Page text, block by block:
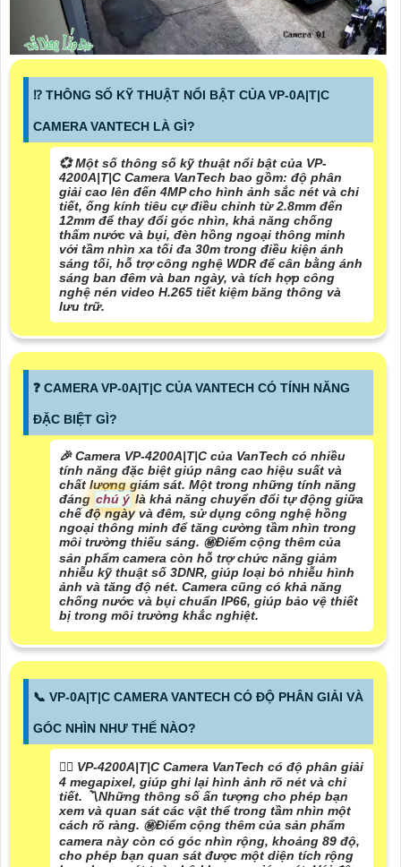
⁉️ THÔNG SỐ KỸ THUẬT NỔI BẬT CỦA VP-0A|T|C
CAMERA VANTECH LÀ GÌ?
💞 Một số thông số kỹ thuật nổi bật của VP-
4200A|T|C Camera VanTech bao gồm: độ phân
giải cao lên đến 4MP cho hình ảnh sắc nét và chi
tiết, ống kính tiêu cự điều chỉnh từ 2.8mm đến
12mm để thay đổi góc nhìn, khả năng chống
thấm nước và bụi, đèn hồng ngoại thông minh
với tầm nhìn xa tối đa 30m trong điều kiện ánh
sáng tối, hỗ trợ công nghệ WDR để cân bằng ánh
sáng ban đêm và ban ngày, và tích hợp công
nghệ nén video H.265 tiết kiệm băng thông và
lưu trữ.
️❓ CAMERA VP-0A|T|C CỦA VANTECH CÓ TÍNH NĂNG
ĐẶC BIỆT GÌ?
️🎉 Camera VP-4200A|T|C của VanTech có nhiều
tính năng đặc biệt giúp nâng cao hiệu suất và
chất lượng giám sát. Một trong những tính năng
đáng chú ý là khả năng chuyển đổi tự động giữa
chế độ ngày và đêm, sử dụng công nghệ hồng
ngoại thông minh để tăng cường tầm nhìn trong
môi trường thiếu sáng. ㊙️Điểm cộng thêm của
sản phẩm camera còn hỗ trợ chức năng giảm
nhiễu kỹ thuật số 3DNR, giúp loại bỏ nhiễu hình
ảnh và tăng độ nét. Camera cũng có khả năng
chống nước và bụi chuẩn IP66, giúp bảo vệ thiết
bị trong môi trường khắc nghiệt.
📞 VP-0A|T|C CAMERA VANTECH CÓ ĐỘ PHÂN GIẢI VÀ
GÓC NHÌN NHƯ THẾ NÀO?
❤️‍💋‍ VP-4200A|T|C Camera VanTech có độ phân giải
4 megapixel, giúp ghi lại hình ảnh rõ nét và chi
tiết. 〽Những thông số ấn tượng cho phép bạn
xem và quan sát các vật thể trong tầm nhìn một
cách rõ ràng. ㊙️Điểm cộng thêm của sản phẩm
camera này còn có góc nhìn rộng, khoảng 89 độ,
cho phép bạn quan sát được một diện tích rộng